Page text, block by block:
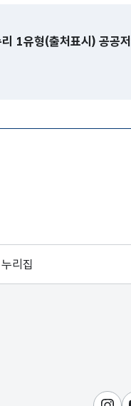
1유형(출처표시) 공공
리집